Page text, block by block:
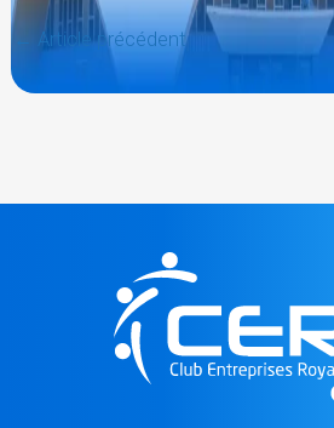
← Article précédent